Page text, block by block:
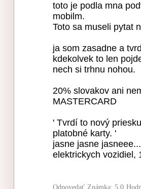
toto je podla mna
mobilm.
Toto sa museli pytat
ja som zasadne a
kdekolvek to len
nech si trhnu nohou.
20% slovakov ani
MASTERCARD
' Tvrdí to nový
platobné karty. '
jasne jasne
elektrickych vozidiel,
Odpovedať Známka: 5.0